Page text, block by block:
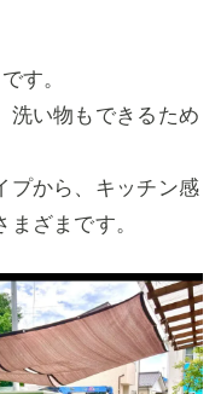
す。
洗い物もできるため
プから、キッチン感
ざまです。